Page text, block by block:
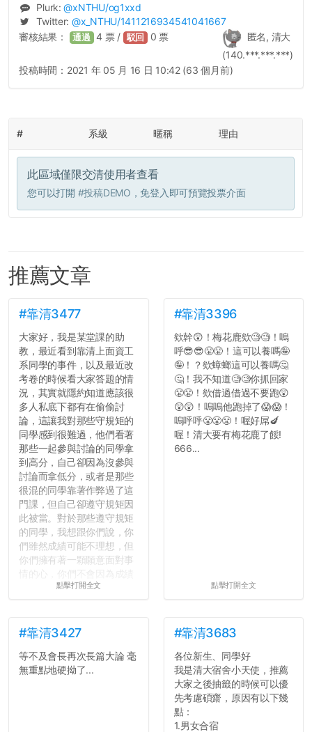
Plurk:@xNTHU/og1xxd
Twitter: @x_NTHU/1411216934541041667
匿名, 清大
(140.***.***.***)
審核結果： 通過 4 票 / 駁回 0 票
投稿時間： 2021 年 05 月 16 日 10:42 (63 個月前)
# 系級 暱稱 理由
此區域僅限交清使用者查看
您可以打開 #投稿DEMO ，免登入即可預覽投票介面
推薦文章
#靠清3477
大家好，我是某堂課的助
教，最近看到靠清上面資工
系同學的事件，以及最近改
考卷的時候看大家答題的情
況，其實就隱約知道應該很
多人私底下都有在偷偷討
論，這讓我對那些守規矩的
同學感到很難過，他們看著
那些一起參與討論的同學拿
到高分，自己卻因為沒參與
討論而拿低分，或者是那些
很混的同學靠著作弊過了這
門課，但自己卻遵守規矩因
此被當。對於那些遵守規矩
的同學，我想跟你們說，你
們雖然成績可能不理想，但
你們擁有著一顆願意面對事
壓力而選擇逃避(作弊)，在
績無法體現你們的努力，但
往後你們正直的態度一定會
讓你們在社會上適應得更
好。最後，那些作弊的同
點擊打開全文
#靠清3396
欸幹😲！梅花鹿欸🧐🧐！嗚
呼😎😎😤😤！這可以養嗎🤪
🤪！？欸蟑螂這可以養嗎🤔
🤔！我不知道🧐🧐你抓回家
😤😤！欸借過借過不要跑😲
😲😲！嗚嗚他跑掉了😱😱！
嗚呼呼😤😤😤！喔好屌🍆
喔！清大要有梅花鹿了餒!
666...
點擊打開全文
#靠清3427
等不及會長再次長篇大論 毫
無重點地硬拗了...
#靠清3683
各位新生、同學好
我是清大宿舍小天使，推薦
大家之後抽籤的時候可以優
先考慮碩齋，原因有以下幾
點：
1.男女合宿